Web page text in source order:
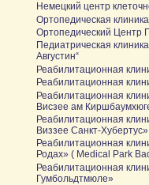
Немецкий центр
Ортопедическая
Ортопедический Центр
Педиатрическая
Августин“
Реабилитационная
Реабилитационная
Реабилитационная
Висзее ам
Реабилитационная
Виззее Санкт-Хубертус»
Реабилитационная
Родах» ( Medical Park
Реабилитационная
Гумбольдтмюле»